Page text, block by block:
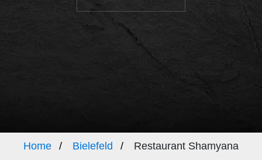
Home Bielefeld Restaurant Shamyana